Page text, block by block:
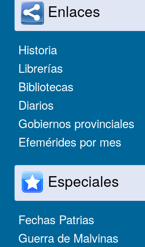
Enlaces
Historia
Librerías
Bibliotecas
Diarios
Gobiernos provinciales
Efemérides por mes
Especiales
Fechas Patrias
Guerra de Malvinas